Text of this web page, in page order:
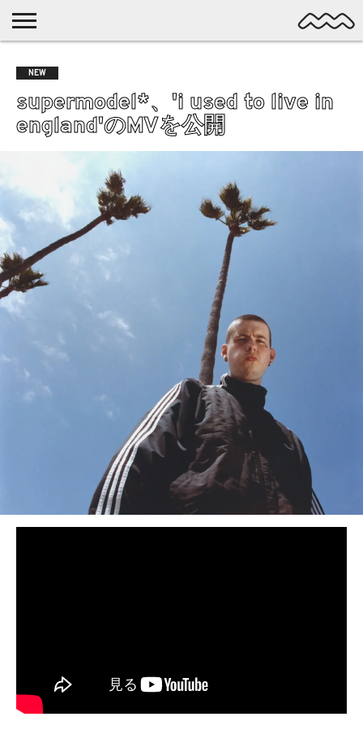
MUSIC
LATEST
POSTS
SPOTLIGHT
NYP
/ DL
DISCOVERY
ALTERNATIVE
ELECTRONIC
POSTPUNK
LO-
FI
NEW
supermodel*、'i used to live in
england'のMVを公開